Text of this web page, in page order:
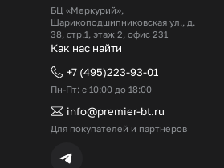
БЦ «Меркурий»,
Шарикоподшипниковская ул., д.
38, стр.1, этаж 2, офис 231
Как нас найти
+7 (495)223-93-01
Пн-Пт: с 10:00 до 18:00
info@premier-bt.ru
Для покупателей и партнеров